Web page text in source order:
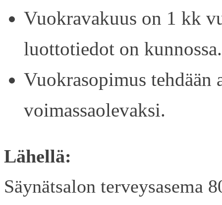
Vuokravakuus on 1 kk
luottotiedot on kunnossa.
Vuokrasopimus tehdään
voimassaolevaksi.
Lähellä:
Säynätsalon terveysasema